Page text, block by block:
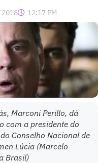
2018 12:17 PM
Marconi Perillo, dá
com a presidente do
Conselho Nacional de
Lúcia (Marcelo
Brasil)